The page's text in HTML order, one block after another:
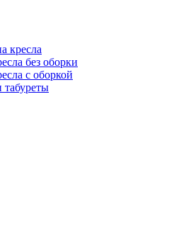
кресла
без оборки
с оборкой
табуреты